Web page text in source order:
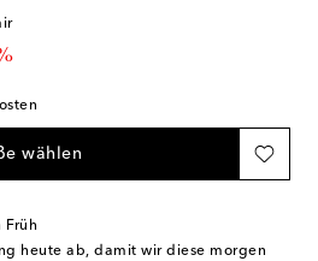
wählen
Früh
heute ab, damit wir diese morgen